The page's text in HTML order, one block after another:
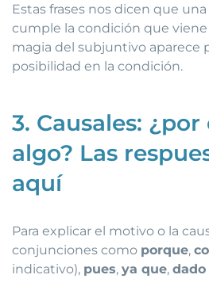
Estas frases nos dicen que una
cumple la condición que viene
magia del subjuntivo aparece
posibilidad en la condición.
3. Causales:
algo? Las
aquí
Para explicar el motivo o la
conjunciones como porque,
indicativo), pues, ya que, dado